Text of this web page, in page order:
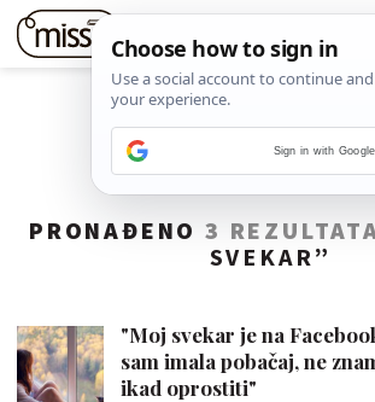
PRONAĐENO 3
SVEKAR”
"Moj svekar je na
sam imala pobačaj, ne
ikad oprostiti"
Sign in with Google